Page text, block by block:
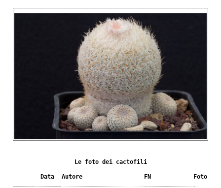
Le foto dei cactofili
Data Autore FN Foto